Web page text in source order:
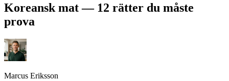
Koreansk mat — 12 rätter du måste
prova
Marcus Eriksson